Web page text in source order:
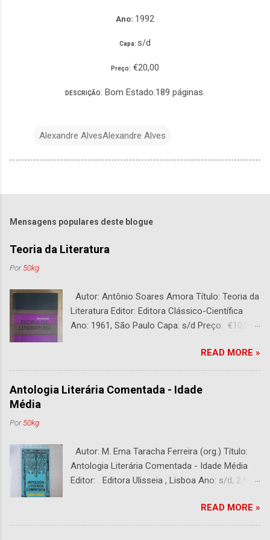
Ano: 1992
Capa: s/d
Preço: €20,00
DESCRIÇÃO: Bom Estado.189 páginas.
Alexandre AlvesAlexandre Alves
Mensagens populares deste blogue
Teoria da Literatura
Por50kg
Autor: Antônio Soares Amora Título: Teoria da
Literatura Editor: Editora Clássico-Científica
Ano: 1961, São Paulo Capa: s/d Preço: €10,00
READ MORE »
Antologia Literária Comentada - Idade
Média
Por50kg
Autor: M. Ema Taracha Ferreira (org.) Título:
Antologia Literária Comentada - Idade Média
Editor: Editora Ulisseia , Lisboa Ano: s/d, 2.ª
Com alguns sublinhados a lapiseira. Usado.
Com 252 páginas.
READ MORE »